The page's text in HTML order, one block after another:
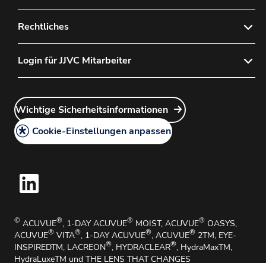
Sitemap
Kontaktieren Sie uns
Häufig gestellte Fragen
Wie Sie ein Konto bei uns anlegen
Wie Sie unsere Produkte zurückgeben
Medizinische Angelegenheiten und Medizinische
Informationen
Rechtliches
Datenschutzerklärung
Cookie-Richtlinie
Gesetzliche Hinweise
AGB
Handhabungsbroschüre
Wichtige Sicherheitsinformationen
Impressum
Login für JJVC Mitarbeiter
Account Manager Login
Wichtige Sicherheitsinformationen
Cookie-Einstellungen anpassen
© ACUVUE®, 1-DAY ACUVUE® MOIST, ACUVUE® OASYS,
ACUVUE® VITA®, 1-DAY ACUVUE®, ACUVUE® 2TM, EYE-
INSPIREDTM, LACREON®, HYDRACLEAR®, HydraMaxTM,
HydraLuxeTM und THE LENS THAT CHANGES